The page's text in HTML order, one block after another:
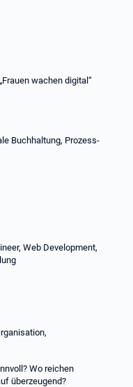
wachen digital“
Buchhaltung, Prozess-
Web Development,
Wo reichen
überzeugend?